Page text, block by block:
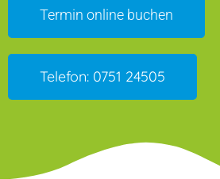
Termin online buchen
Telefon: 0751 24505